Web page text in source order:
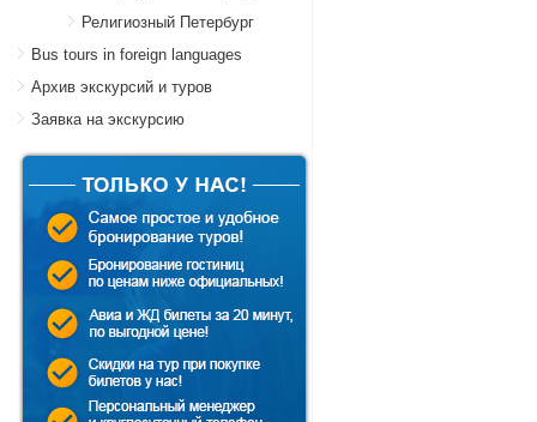
Религиозный Петербург
Bus tours in foreign languages
Архив экскурсий и туров
Заявка на экскурсию